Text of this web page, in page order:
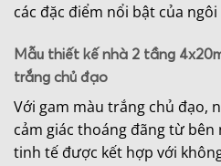
các đặc điểm nổi bật của ngôi
Mẫu thiết kế nhà 2 tầng
trắng chủ đạo
Với gam màu trắng chủ đạo,
cảm giác thoáng đãng từ bên
tinh tế được kết hợp với